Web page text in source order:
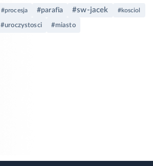
#procesja #parafia #sw-jacek #kosciol
#uroczystosci #miasto